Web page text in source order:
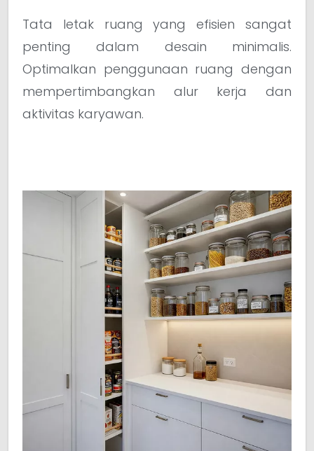
Tata letak ruang yang efisien sangat
penting dalam desain minimalis.
Optimalkan penggunaan ruang dengan
mempertimbangkan alur kerja dan
aktivitas karyawan.